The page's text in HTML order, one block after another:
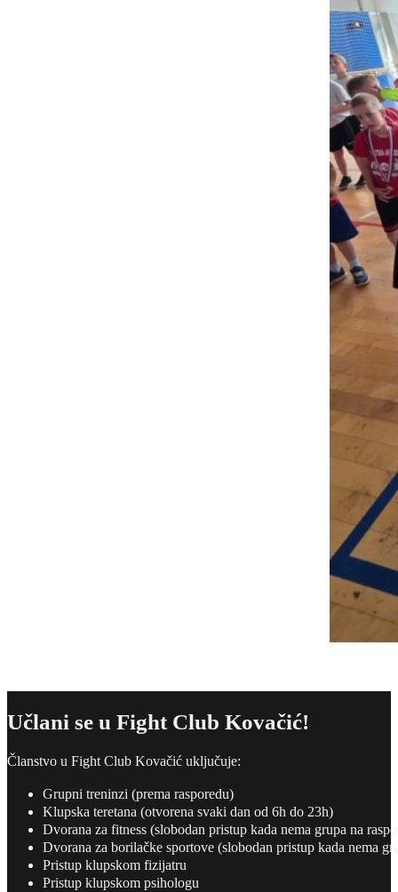
Učlani se u Fight Club Kovačić!
Članstvo u Fight Club Kovačić uključuje:
Grupni treninzi (prema rasporedu)
Klupska teretana (otvorena svaki dan od 6h do 23h)
Dvorana za fitness (slobodan pristup kada nema grupa na
Dvorana za borilačke sportove (slobodan pristup kada nema
Pristup klupskom fizijatru
Pristup klupskom psihologu